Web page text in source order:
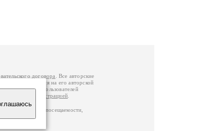
договора
. Все авторские
обратиться на его авторской
. Данные пользователей
связаться с администрацией
счетчика посещаемости,